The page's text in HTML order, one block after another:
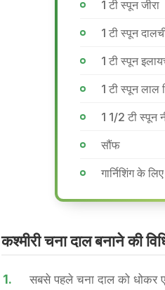
1 टी स्पून जीरा
1 टी स्पून
1 टी स्पून
1 टी स्पून लाल
1 1/2 टी स्पून
सौंफ
गार्निशिंग के
कश्मीरी चना दाल बनाने की
1.
सबसे पहले चना दाल को धोकर